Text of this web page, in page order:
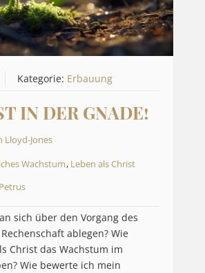
Kategorie: Erbauung
IN DER GNADE!
Lloyd-Jones
Wachstum, Leben als Christ
sich über den Vorgang des
ablegen? Wie
Christ das Wachstum im
Wie bewerte ich mein